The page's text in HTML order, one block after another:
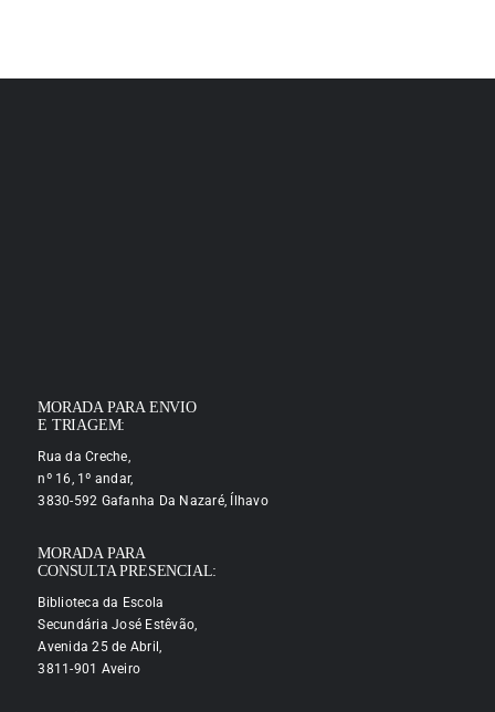
MORADA PARA ENVIO
E TRIAGEM:
Rua da Creche,
nº 16, 1º andar,
3830-592 Gafanha Da Nazaré, Ílhavo
MORADA PARA
CONSULTA PRESENCIAL:
Biblioteca da Escola
Secundária José Estêvão,
Avenida 25 de Abril,
3811-901 Aveiro